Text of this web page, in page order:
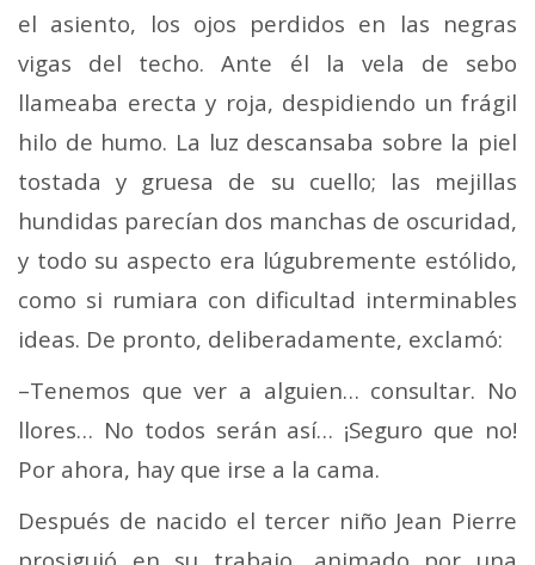
el asiento, los ojos perdidos en las negras
vigas del techo. Ante él la vela de sebo
llameaba erecta y roja, despidiendo un frá­gil
hilo de humo. La luz descansaba sobre la piel
tostada y gruesa de su cuello; las mejillas
hundidas parecían dos manchas de oscuridad,
y todo su aspecto era lúgubremente estólido,
como si rumiara con dificultad interminables
ideas. De pronto, deliberadamente, exclamó:
–Tenemos que ver a alguien… consultar. No
llores… No todos serán así… ¡Seguro que no!
Por ahora, hay que irse a la cama.
Después de nacido el tercer niño Jean Pierre